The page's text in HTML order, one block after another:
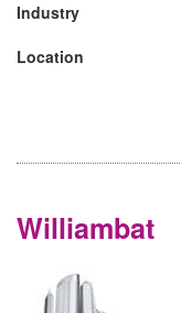
Industry
Location
Williambat